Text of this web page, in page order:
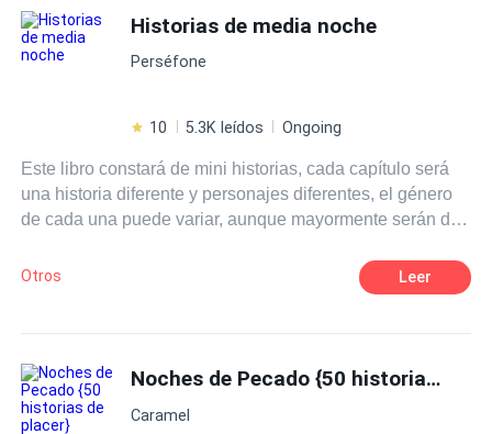
tu coño y tu polla palpiten de deseo. Bienvenido a
sin límites, estas historias no se guardan nada. Si buscas
romances ardientes, llenos de pasión intensa,
profundidad emocional y temas para adultos sin
Historias de media noche
Perséfone
10 5.3K leídos Ongoing
Este libro constará de mini historias, cada capítulo será
una historia diferente y personajes diferentes, el género
de cada una puede variar, aunque mayormente serán de
Otros Leer
Noches de Pecado {50 historias de placer}
Caramel